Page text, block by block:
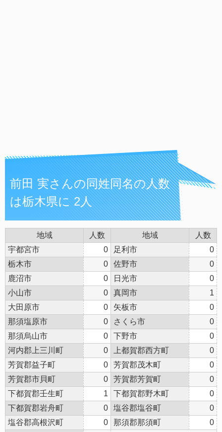
前田 実さんの同姓同名の人数
は栃木県に 2人
地域 人数 地域
人数
宇都宮市
0 足利市
0
栃木市
0 佐野市
0
鹿沼市
0 日光市
0
小山市
0 真岡市
1
大田原市
0 矢板市
0
那須塩原市
0 さくら市
0
那須烏山市
0 下野市
0
河内郡上三川町
0 上都賀郡西方町
0
芳賀郡益子町
0 芳賀郡茂木町
0
芳賀郡市貝町
0 芳賀郡芳賀町
0
下都賀郡壬生町
1 下都賀郡野木町
0
下都賀郡岩舟町
0 塩谷郡塩谷町
0
塩谷郡高根沢町
0 那須郡那須町 0